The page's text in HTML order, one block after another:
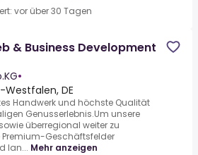
vor über 30 Tagen
& Business Development
•
Westfalen, DE
Handwerk und höchste Qualität
Genusserlebnis.Um unsere
überregional weiter zu
Premium-Geschäftsfelder
lan... Mehr anzeigen